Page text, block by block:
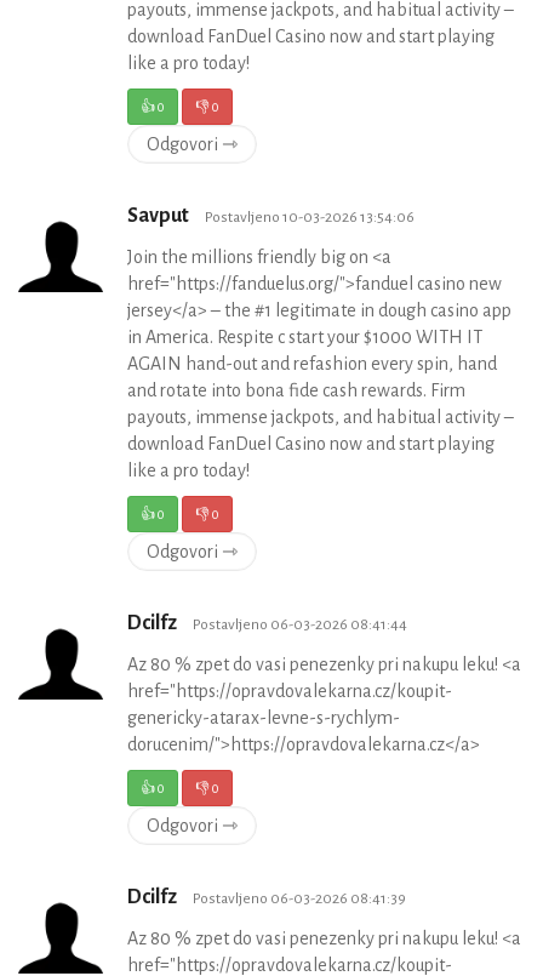
payouts, immense jackpots, and habitual activity –
download FanDuel Casino now and start playing
like a pro today!
👍0 👎0
Odgovori ⇾
Savput Postavljeno 10-03-2026 13:54:06
Join the millions friendly big on <a
href="https://fanduelus.org/">fanduel casino new
jersey</a> – the #1 legitimate in dough casino app
in America. Respite c start your $1000 WITH IT
AGAIN hand-out and refashion every spin, hand
and rotate into bona fide cash rewards. Firm
payouts, immense jackpots, and habitual activity –
download FanDuel Casino now and start playing
like a pro today!
👍0 👎0
Odgovori ⇾
Dcilfz Postavljeno 06-03-2026 08:41:44
Az 80 % zpet do vasi penezenky pri nakupu leku! <a
href="https://opravdovalekarna.cz/koupit-
genericky-atarax-levne-s-rychlym-
dorucenim/">https://opravdovalekarna.cz</a>
👍0 👎0
Odgovori ⇾
Dcilfz Postavljeno 06-03-2026 08:41:39
Az 80 % zpet do vasi penezenky pri nakupu leku! <a
href="https://opravdovalekarna.cz/koupit-